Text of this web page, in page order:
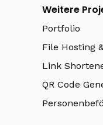
Weitere
Portfolio
File Hosting
Link
QR Code